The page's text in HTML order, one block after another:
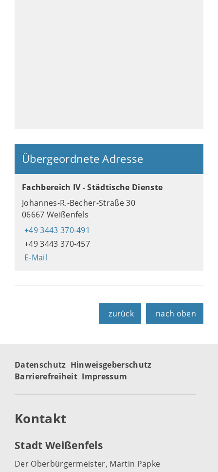
Übergeordnete Adresse
Fachbereich IV - Städtische Dienste
Johannes-R.-Becher-Straße 30
06667 Weißenfels
+49 3443 370-491
+49 3443 370-457
E-Mail
zurück nach oben
Datenschutz Hinweisgeberschutz
Barrierefreiheit Impressum
Kontakt
Stadt Weißenfels
Der Oberbürgermeister, Martin Papke